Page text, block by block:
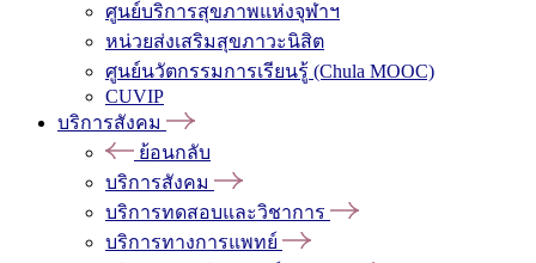
ศูนย์บริการสุขภาพแห่งจุฬาฯ
หน่วยส่งเสริมสุขภาวะนิสิต
ศูนย์นวัตกรรมการเรียนรู้ (Chula MOOC)
CUVIP
บริการสังคม
ย้อนกลับ
บริการสังคม
บริการทดสอบและวิชาการ
บริการทางการแพทย์